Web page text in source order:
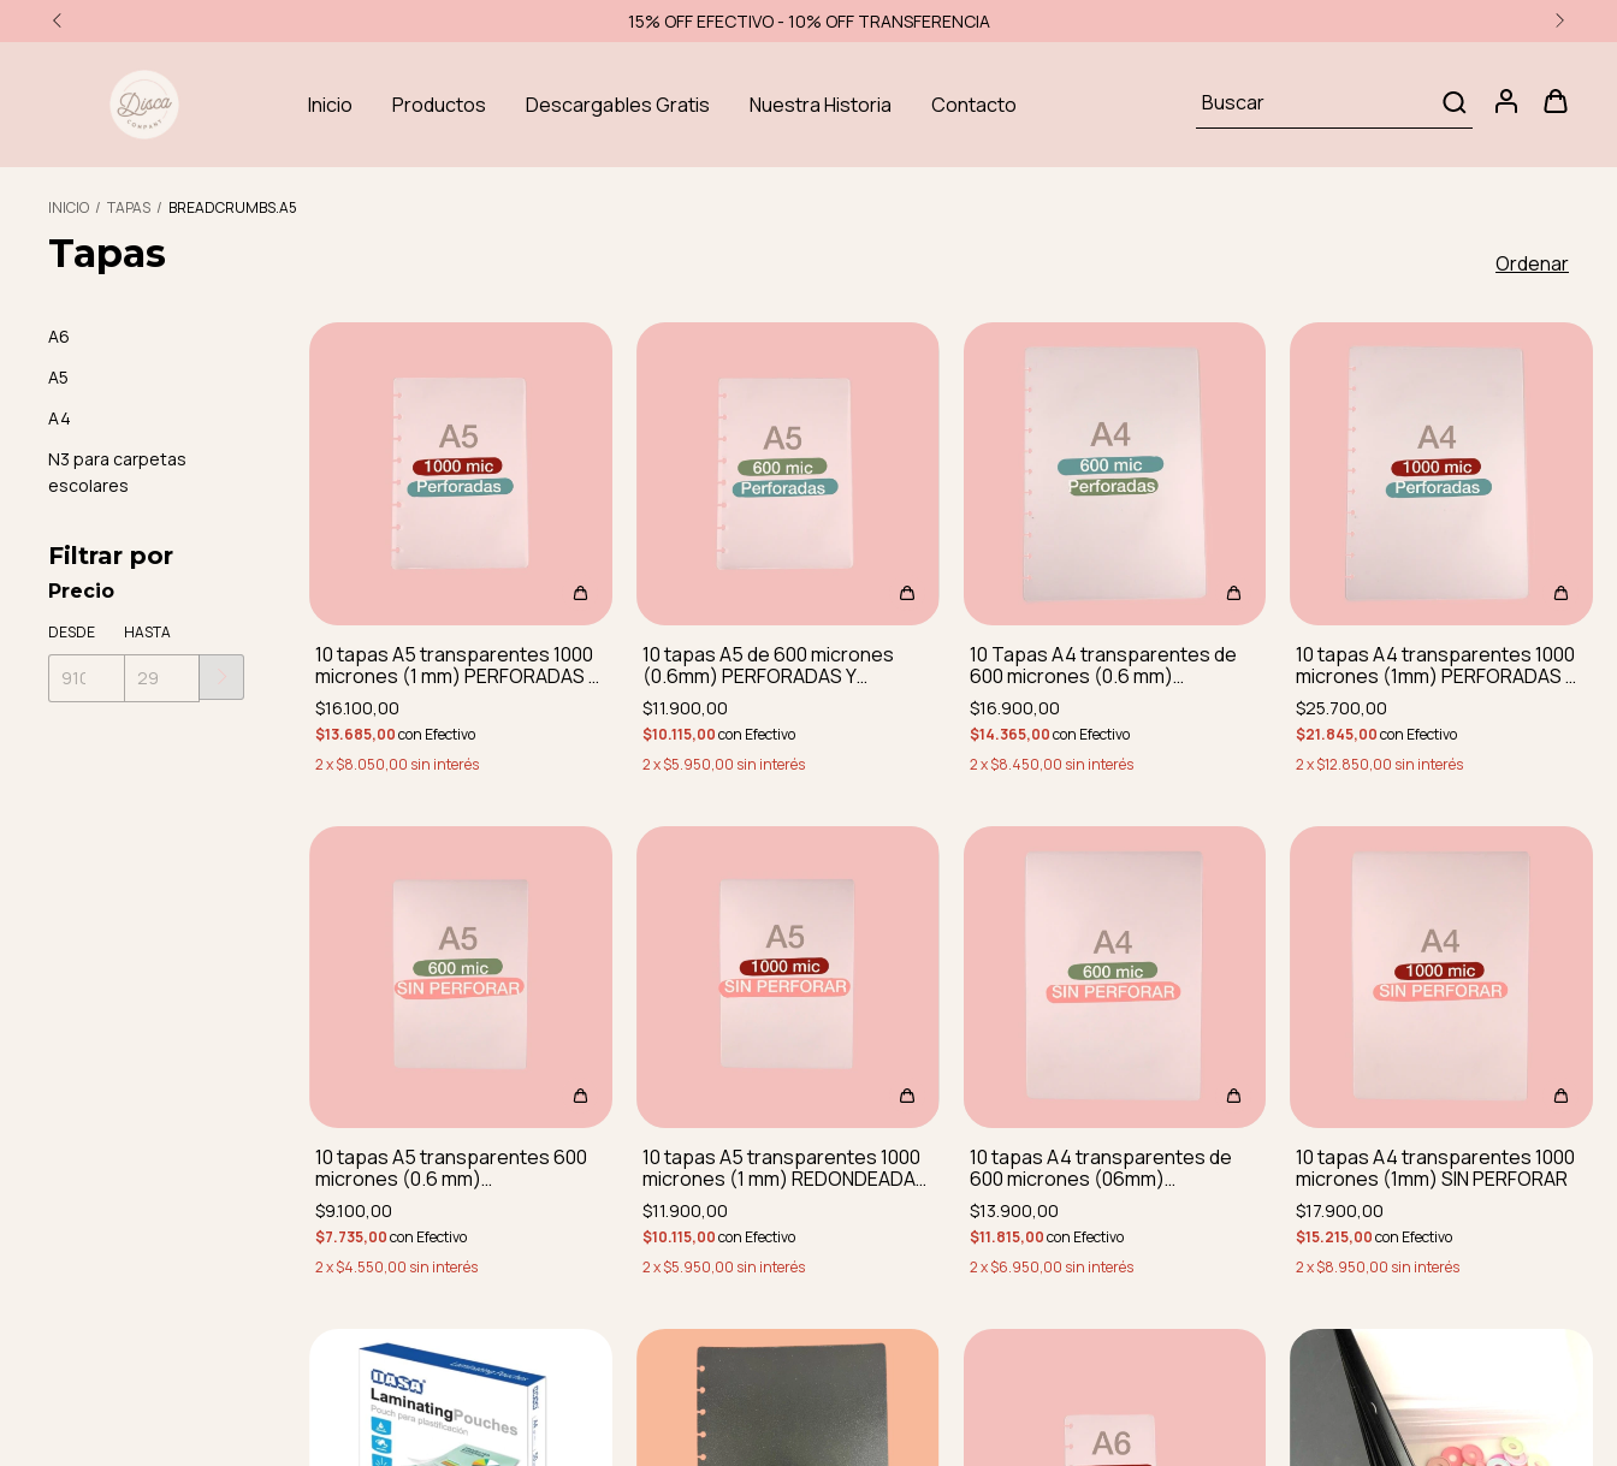
15% OFF EFECTIVO - 10% OFF TRANSFERENCIA
Inicio Productos Descargables Gratis Nuestra Historia Contacto
INICIO / TAPAS / BREADCRUMBS.A5
Tapas Ordenar
A6
A5
A4
N3 para carpetas
escolares
Filtrar por
Precio
DESDE HASTA
10 tapas A5 transparentes 1000
micrones (1 mm) PERFORADAS Y
REDONDEADAS
$16.100,00
$13.685,00con Efectivo
2x$8.050,00 sin interés
10 tapas A5 de 600 micrones
(0.6mm) PERFORADAS Y
REDONDEADAS
$11.900,00
$10.115,00con Efectivo
2x$5.950,00 sin interés
10 Tapas A4 transparentes de
600 micrones (0.6 mm)
PERFORADAS Y REDONDEADAS
$16.900,00
$14.365,00con Efectivo
2x$8.450,00 sin interés
10 tapas A4 transparentes 1000
micrones (1mm) PERFORADAS Y
REDONDEADAS
$25.700,00
$21.845,00con Efectivo
2x$12.850,00 sin interés
10 tapas A5 transparentes 600
micrones (0.6 mm)
REDONDEADAS SIN PERFORAR
$9.100,00
$7.735,00con Efectivo
2x$4.550,00 sin interés
10 tapas A5 transparentes 1000
micrones (1 mm) REDONDEADAS
SIN PERFORAR
$11.900,00
$10.115,00con Efectivo
2x$5.950,00 sin interés
10 tapas A4 transparentes de
600 micrones (06mm)
REDONDEADAS SIN PERFORAR
$13.900,00
$11.815,00con Efectivo
2x$6.950,00 sin interés
10 tapas A4 transparentes 1000
micrones (1mm) SIN PERFORAR
$17.900,00
$15.215,00con Efectivo
2x$8.950,00 sin interés